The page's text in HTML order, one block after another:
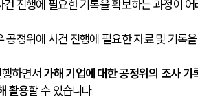
진행에 필요한 기록을 확보하는 과정이 어
공정위에 사건 진행에 필요한 자료 및 기록
하면서 가해 기업에 대한 공정위의 조사
활용할 수 있습니다.